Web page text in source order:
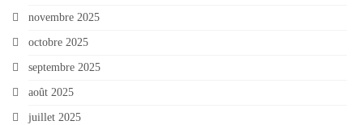
novembre 2025
octobre 2025
septembre 2025
août 2025
juillet 2025